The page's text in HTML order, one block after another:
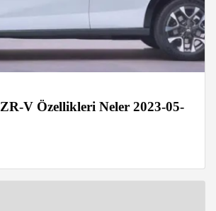
V Özellikleri Neler 2023-05-